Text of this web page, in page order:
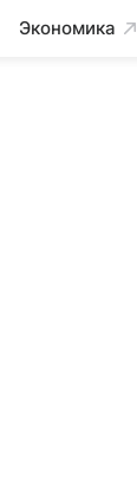
Экономика